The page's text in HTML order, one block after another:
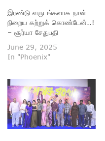
இரண்டு வருடங்களாக நான்
நிறைய கற்றுக் கொண்டேன்..!
– சூர்யா சேதுபதி
June 29, 2025
In "Phoenix"